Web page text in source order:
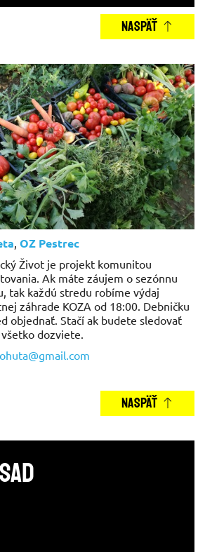
NASPÄŤ
, OZ Pestrec
Život je projekt komunitou
Ak máte záujem o sezónnu
tak každú stredu robíme výdaj
záhrade KOZA od 18:00. Debničku
objednať. Stačí ak budete sledovať
všetko dozviete.
@gmail.com
NASPÄŤ